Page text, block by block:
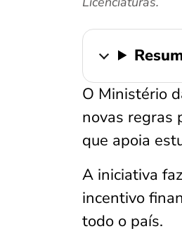
O Ministério
novas regras
que apoia
A iniciativa
incentivo
todo o país.